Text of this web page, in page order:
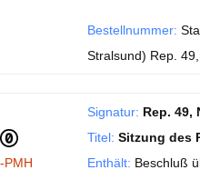
Bestellnummer:
Stralsund) Rep.
PMH
Signatur: Rep. 49,
Titel: Sitzung des
Enthält: Beschluß